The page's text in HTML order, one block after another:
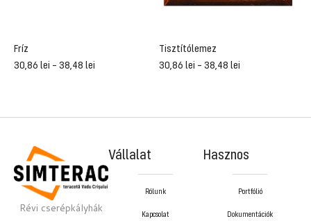
Fríz
30,86 lei – 38,48 lei
Tisztítólemez
30,86 lei – 38,48 lei
Révi cserépkályhák
Vállalat
Rólunk
Kapcsolat
Hasznos
Portfólió
Dokumentációk